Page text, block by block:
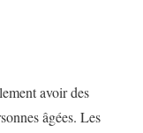
avoir des
âgées. Les